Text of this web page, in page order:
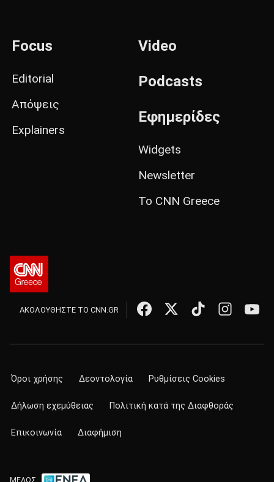
Focus
Editorial
Απόψεις
Explainers
Video
Podcasts
Εφημερίδες
Widgets
Newsletter
Το CNN Greece
ΑΚΟΛΟΥΘΗΣΤΕ ΤΟ CNN.GR
Όροι χρήσης Δεοντολογία Ρυθμίσεις Cookies
Δήλωση εχεμύθειας Πολιτική κατά της Διαφθοράς
Επικοινωνία Διαφήμιση
ΜΕΛΟΣ